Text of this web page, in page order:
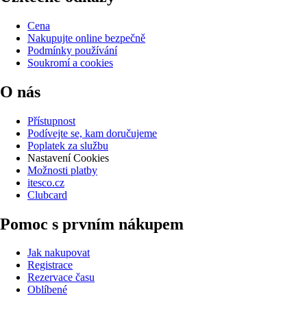
Cena
Nakupujte online bezpečně
Podmínky používání
Soukromí a cookies
O nás
Přístupnost
Podívejte se, kam doručujeme
Poplatek za službu
Nastavení Cookies
Možnosti platby
itesco.cz
Clubcard
Pomoc s prvním nákupem
Jak nakupovat
Registrace
Rezervace času
Oblíbené